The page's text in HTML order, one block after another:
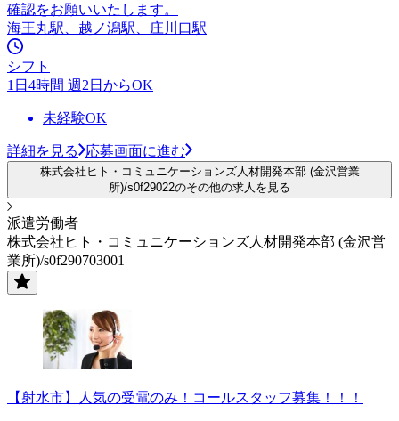
確認をお願いいたします。
海王丸駅、越ノ潟駅、庄川口駅
シフト
1日4時間 週2日からOK
未経験OK
詳細を見る 応募画面に進む
株式会社ヒト・コミュニケーションズ人材開発本部 (金沢営業
所)/s0f29022のその他の求人を見る
派遣労働者
株式会社ヒト・コミュニケーションズ人材開発本部 (金沢営
業所)/s0f290703001
【射水市】人気の受電のみ！コールスタッフ募集！！！